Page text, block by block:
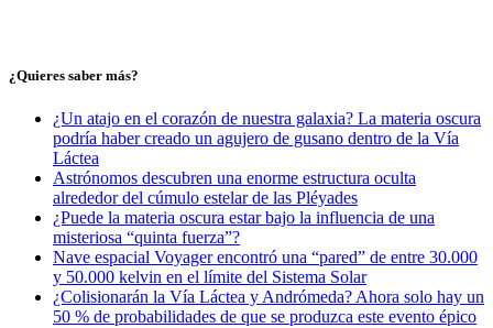
¿Quieres saber más?
¿Un atajo en el corazón de nuestra galaxia? La materia oscura
podría haber creado un agujero de gusano dentro de la Vía
Láctea
Astrónomos descubren una enorme estructura oculta
alrededor del cúmulo estelar de las Pléyades
¿Puede la materia oscura estar bajo la influencia de una
misteriosa “quinta fuerza”?
Nave espacial Voyager encontró una “pared” de entre 30.000
y 50.000 kelvin en el límite del Sistema Solar
¿Colisionarán la Vía Láctea y Andrómeda? Ahora solo hay un
50 % de probabilidades de que se produzca este evento épico